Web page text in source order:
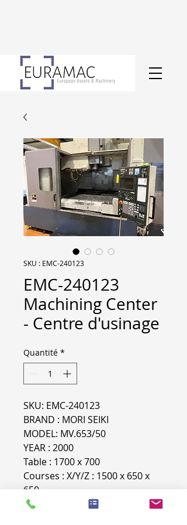
SKU : EMC-240123
EMC-240123
Machining Center
- Centre d'usinage
Quantité *
SKU: EMC-240123
BRAND : MORI SEIKI
MODEL: MV.653/50
YEAR : 2000
Table : 1700 x 700
Courses : X/Y/Z : 1500 x 650 x
650
Spindle speed / Vitesse broche :